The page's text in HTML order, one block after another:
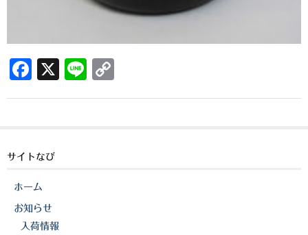
神川酒造
吹上焼酎
白金酒造
三和酒類
京屋酒造
雲海酒造
F
b
o
o
k
X
Li
サイトなび
ホーム
お知らせ
入荷情報